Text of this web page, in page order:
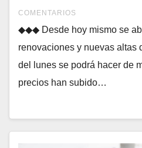
COMENTARIOS
◆◆◆ Desde hoy mismo se
renovaciones y nuevas altas
del lunes se podrá hacer de
precios han subido…